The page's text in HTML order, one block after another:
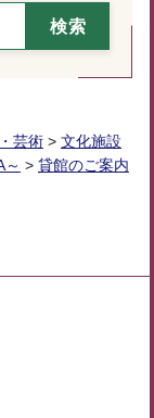
芸術 > 文化施設
> 貸館のご案内